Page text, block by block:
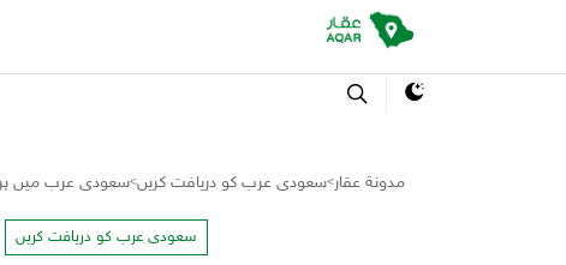
مدونة عقار>سعودی عرب کو دریافت کریں>سعودی عرب میں
سعودی عرب کو دریافت کریں